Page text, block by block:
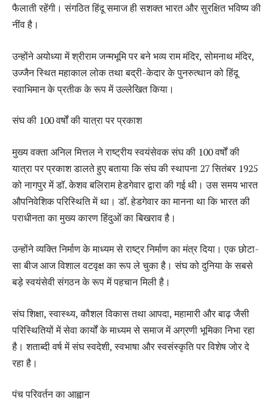
फैलाती रहेंगी। संगठित हिंदू समाज ही सशक्त भारत और सुरक्षित भविष्य की
नींव है।
उन्होंने अयोध्या में श्रीराम जन्मभूमि पर बने भव्य राम मंदिर, सोमनाथ मंदिर,
उज्जैन स्थित महाकाल लोक तथा बद्री-केदार के पुनरुत्थान को हिंदू
स्वाभिमान के प्रतीक के रूप में उल्लेखित किया।
संघ की 100 वर्षों की यात्रा पर प्रकाश
मुख्य वक्ता अनिल मित्तल ने राष्ट्रीय स्वयंसेवक संघ की 100 वर्षों की
यात्रा पर प्रकाश डालते हुए बताया कि संघ की स्थापना 27 सितंबर 1925
को नागपुर में डॉ. केशव बलिराम हेडगेवार द्वारा की गई थी। उस समय भारत
औपनिवेशिक परिस्थिति में था। डॉ. हेडगेवार का मानना था कि भारत की
पराधीनता का मुख्य कारण हिंदुओं का बिखराव है।
उन्होंने व्यक्ति निर्माण के माध्यम से राष्ट्र निर्माण का मंत्र दिया। एक छोटा-
सा बीज आज विशाल वटवृक्ष का रूप ले चुका है। संघ को दुनिया के सबसे
बड़े स्वयंसेवी संगठन के रूप में पहचान मिली है।
संघ शिक्षा, स्वास्थ्य, कौशल विकास तथा आपदा, महामारी और बाढ़ जैसी
परिस्थितियों में सेवा कार्यों के माध्यम से समाज में अग्रणी भूमिका निभा रहा
है। शताब्दी वर्ष में संघ स्वदेशी, स्वभाषा और स्वसंस्कृति पर विशेष जोर दे
रहा है।
पंच परिवर्तन का आह्वान